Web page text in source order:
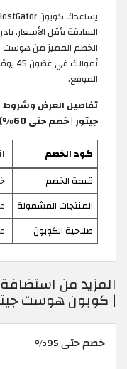
السابقة بأقل الأسعار.
الخصم المميز من هوست
الموقع.
تفاصيل العرض
جيتور | خصم حتى 60%)
كود الخصم
قيمة الخصم
المنتجات المشمولة
صلاحية الكوبون
المزيد من
| كوبون هوست جيتور
خصم حتى 95%